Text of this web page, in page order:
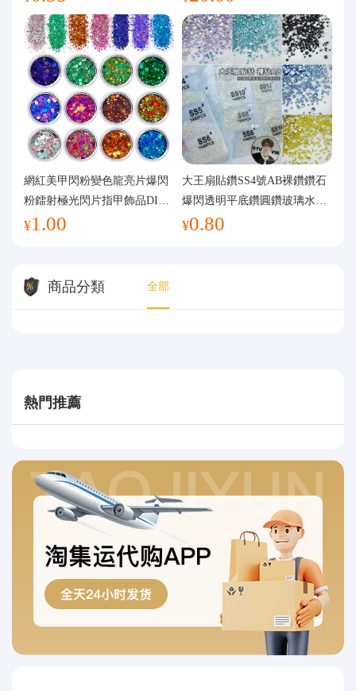
網紅美甲閃粉變色龍亮片爆閃
粉鐳射極光閃片指甲飾品DIY
手工流麻
¥1.00
大王扇貼鑽SS4號AB裸鑽鑽石
爆閃透明平底鑽圓鑽玻璃水鑽
美甲鑽飾
¥0.80
商品分類 全部
熱門推薦